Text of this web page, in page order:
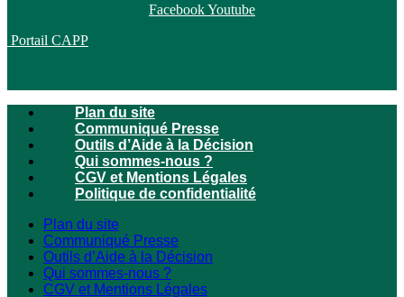
FacebookYoutube
Portail CAPP
Plan du site
Communiqué Presse
Outils d’Aide à la Décision
Qui sommes-nous ?
CGV et Mentions Légales
Politique de confidentialité
Plan du site
Communiqué Presse
Outils d’Aide à la Décision
Qui sommes-nous ?
CGV et Mentions Légales